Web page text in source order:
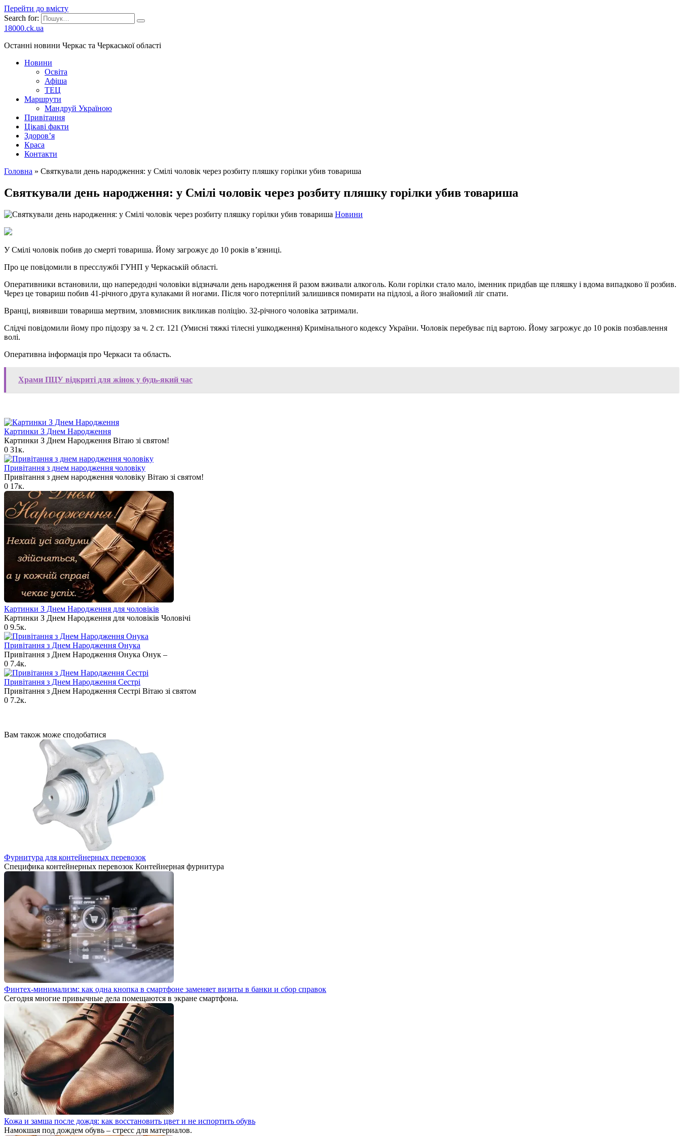
Перейти до вмісту
Search for:
18000.ck.ua
Останні новини Черкас та Черкаської області
Новини
Освіта
Афіша
ТЕЦ
Маршрути
Мандруй Україною
Привітання
Цікаві факти
Здоров’я
Краса
Контакти
Головна » Святкували день народження: у Смілі чоловік через розбиту пляшку горілки убив товариша
Святкували день народження: у Смілі чоловік через розбиту пляшку горілки убив товариша
Новини
У Смілі чоловік побив до смерті товариша. Йому загрожує до 10 років в’язниці.
Про це повідомили в пресслужбі ГУНП у Черкаській області.
Оперативники встановили, що напередодні чоловіки відзначали день народження й разом вживали алкоголь. Коли горілки стало мало, іменник придбав ще пляшку і вдома випадково її розбив.
Через це товариш побив 41-річного друга кулаками й ногами. Після чого потерпілий залишився помирати на підлозі, а його знайомий ліг спати.
Вранці, виявивши товариша мертвим, зловмисник викликав поліцію. 32-річного чоловіка затримали.
Слідчі повідомили йому про підозру за ч. 2 ст. 121 (Умисні тяжкі тілесні ушкодження) Кримінального кодексу України. Чоловік перебуває під вартою. Йому загрожує до 10 років позбавлення
волі.
Оперативна інформація про Черкаси та область.
Храми ПЦУ відкриті для жінок у будь-який час
Картинки З Днем Народження
Картинки З Днем Народження Вітаю зі святом!
0 31к.
Привітання з днем народження чоловіку
Привітання з днем народження чоловіку Вітаю зі святом!
0 17к.
Картинки З Днем Народження для чоловіків​
Картинки З Днем Народження для чоловіків​ Чоловічі
0 9.5к.
Привітання з Днем Народження Онука
Привітання з Днем Народження Онука Онук –
0 7.4к.
Привітання з Днем Народження Сестрі
Привітання з Днем Народження Сестрі Вітаю зі святом
0 7.2к.
Вам також може сподобатися
Фурнитура для контейнерных перевозок
Специфика контейнерных перевозок Контейнерная фурнитура
Финтех-минимализм: как одна кнопка в смартфоне заменяет визиты в банки и сбор справок
Сегодня многие привычные дела помещаются в экране смартфона.
Кожа и замша после дождя: как восстановить цвет и не испортить обувь
Намокшая под дождем обувь – стресс для материалов.